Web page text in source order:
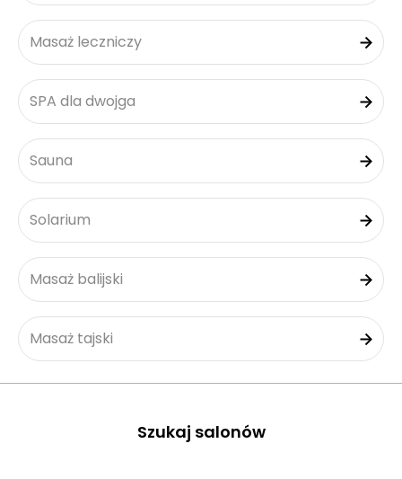
Masaż leczniczy
SPA dla dwojga
Sauna
Solarium
Masaż balijski
Masaż tajski
Szukaj salonów